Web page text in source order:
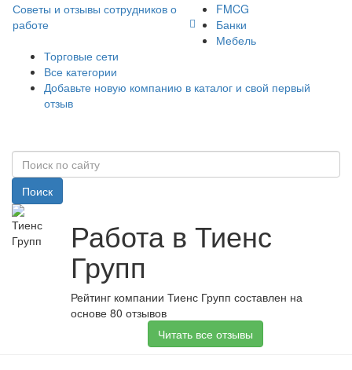
Советы и отзывы сотрудников о
работе
FMCG
Банки
Мебель
Торговые сети
Все категории
Добавьте новую компанию в каталог и свой первый
отзыв
Поиск
Работа в Тиенс
Групп
Рейтинг компании Тиенс Групп составлен на
основе 80 отзывов
Читать все отзывы